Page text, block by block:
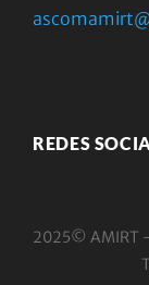
REDES
2025© AMIRT